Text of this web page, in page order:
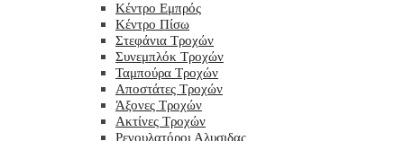
Κέντρο Εμπρός
Κέντρο Πίσω
Στεφάνια Τροχών
Συνεμπλόκ Τροχών
Ταμπούρα Τροχών
Αποστάτες Τροχών
Άξονες Τροχών
Ακτίνες Τροχών
Ρεγουλατόροι Αλυσιδας